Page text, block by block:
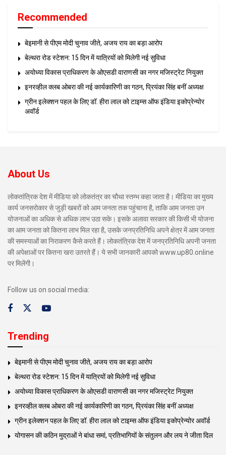
Recommended
बेइमानी से पीएम मोदी चुनाव जीते, अजय राय का बड़ा आरोप
बेल्थरा रोड स्टेशन: 15 दिन में यात्रियों को मिलेगी नई सुविधा
अयोध्या विकास प्राधिकरण के ओएसडी वाराणसी का नगर मजिस्ट्रेट नियुक्त
इनरव्हील क्लब ओबरा की नई कार्यकारिणी का गठन, प्रियंका सिंह बनीं अध्यक्ष
ग्रीन इलेक्शन पहल के लिए डॉ. हीरा लाल को टाइम्स ऑफ इंडिया इकोप्रेन्योर
अवॉर्ड
About Us
लोकतांत्रिक देश में मीडिया को लोकतंत्र का चौथा स्तम्भ कहा जाता है। मीडिया का मुख्य
कार्य जनसरोकार से जुड़ी खबरों को आम जनता तक पहुंचाना है, ताकि आम जनता उन
योजनाओं का अधिक से अधिक लाभ उठा सके। इसके अलावा सरकार की किसी भी योजना
का आम जनता को कितना लाभ मिल रहा है, उसके जनप्रतिनिधि अपने क्षेत्र में आम जनता
की समस्याओं का निराकरण कैसे करते हैं। लोकतंत्रिक देश में जनप्रतिनिधि अपनी जनता
की अपेक्षाओं पर कितना खरा उतरते हैं। ये सभी जानकारी आपको www.up80.online
पर मिलेंगी।
Follow us on social media:
Trending
बेइमानी से पीएम मोदी चुनाव जीते, अजय राय का बड़ा आरोप
बेल्थरा रोड स्टेशन: 15 दिन में यात्रियों को मिलेगी नई सुविधा
अयोध्या विकास प्राधिकरण के ओएसडी वाराणसी का नगर मजिस्ट्रेट नियुक्त
इनरव्हील क्लब ओबरा की नई कार्यकारिणी का गठन, प्रियंका सिंह बनीं अध्यक्ष
ग्रीन इलेक्शन पहल के लिए डॉ. हीरा लाल को टाइम्स ऑफ इंडिया इकोप्रेन्योर अवॉर्ड
योगासन की कठिन मुद्राओं ने बांधा समां, प्रतिभागियों के संतुलन और लय ने जीता दिल